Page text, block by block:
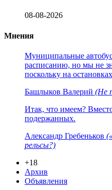
08-08-2026
Мнения
Муниципальные
расписанию, но мы не
поскольку на
Башлыков Валерий (Не
Итак, что имеем?
подержанных.
Александр Гребеньков
рельсы?)
+18
Архив
Объявления